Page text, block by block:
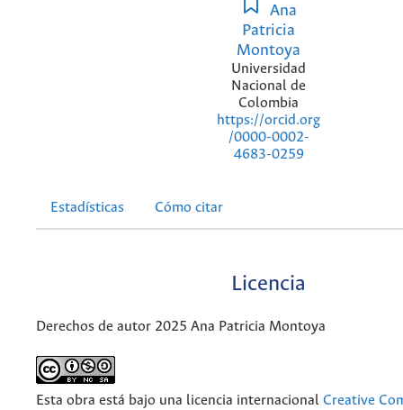
Ana
Patricia
Montoya
Universidad
Nacional de
Colombia
https://orcid.org
/0000-0002-
4683-0259
Estadísticas Cómo citar
Licencia
Derechos de autor 2025 Ana Patricia Montoya
Esta obra está bajo una licencia internacional Creative